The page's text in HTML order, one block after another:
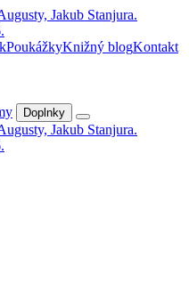
PoukážkyKnižný blogKontakt
Doplnky